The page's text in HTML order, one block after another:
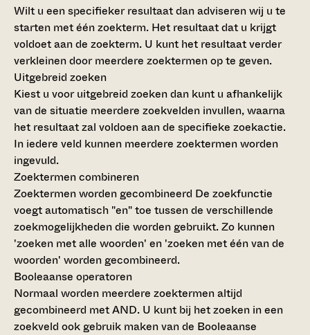
Wilt u een specifieker resultaat dan adviseren wij u te
starten met één zoekterm. Het resultaat dat u krijgt
voldoet aan de zoekterm. U kunt het resultaat verder
verkleinen door meerdere zoektermen op te geven.
Uitgebreid zoeken
Kiest u voor uitgebreid zoeken dan kunt u afhankelijk
van de situatie meerdere zoekvelden invullen, waarna
het resultaat zal voldoen aan de specifieke zoekactie.
In iedere veld kunnen meerdere zoektermen worden
ingevuld.
Zoektermen combineren
Zoektermen worden gecombineerd De zoekfunctie
voegt automatisch "en" toe tussen de verschillende
zoekmogelijkheden die worden gebruikt. Zo kunnen
'zoeken met alle woorden' en 'zoeken met één van de
woorden' worden gecombineerd.
Booleaanse operatoren
Normaal worden meerdere zoektermen altijd
gecombineerd met AND. U kunt bij het zoeken in een
zoekveld ook gebruik maken van de Booleaanse